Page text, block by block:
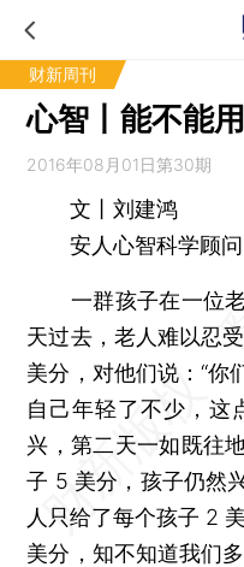
财新周刊
心智丨能不能
2016年08月01日第30期
文丨刘建鸿
安人心智科学顾问
一群孩子在一位老
天过去，老人难以忍
美分，对他们说：“你
自己年轻了不少，这
兴，第二天一如既往
子 5 美分，孩子仍然
人只给了每个孩子 2
美分，知不知道我们